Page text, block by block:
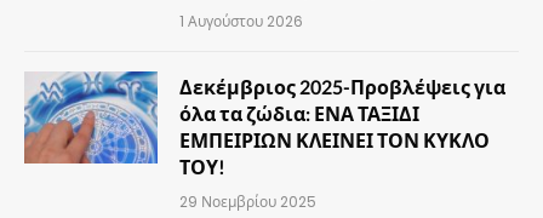
1 Αυγούστου 2026
Δεκέμβριος 2025-Προβλέψεις για
όλα τα ζώδια: ΕΝΑ ΤΑΞΙΔΙ
ΕΜΠΕΙΡΙΩΝ ΚΛΕΙΝΕΙ ΤΟΝ ΚΥΚΛΟ
ΤΟΥ!
29 Νοεμβρίου 2025